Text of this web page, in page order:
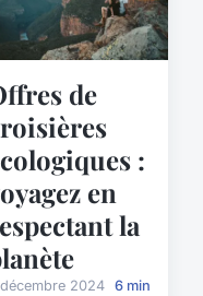
de
:
en
la
2024 6 min